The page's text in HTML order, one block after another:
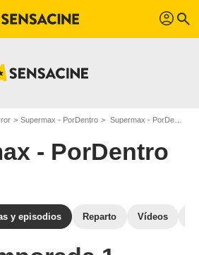
profil search
Supermax - PorDentro Supermax - PorDentro: episodios de la temporada 1
- PorDentro
y episodios Reparto Vídeos